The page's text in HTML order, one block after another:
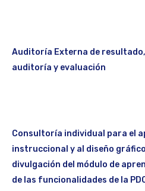
Auditoría Externa de
auditoría y evaluación
Consultoría individual para el
instruccional y al diseño
divulgación del módulo de
de las funcionalidades de la